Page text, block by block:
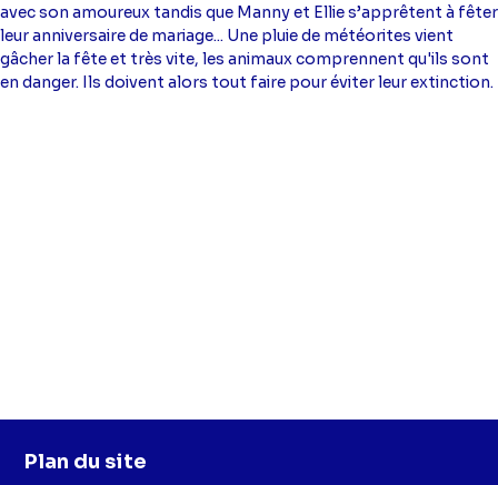
avec son amoureux tandis que Manny et Ellie s’apprêtent à fêter
leur anniversaire de mariage... Une pluie de météorites vient
gâcher la fête et très vite, les animaux comprennent qu'ils sont
en danger. Ils doivent alors tout faire pour éviter leur extinction.
Plan du site